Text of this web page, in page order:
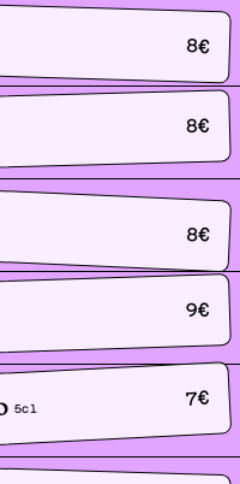
8€
8€
8€
9€
5cl 7€